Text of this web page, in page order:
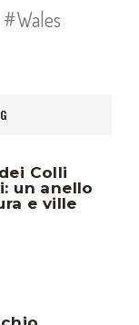
Wales
Colli
un anello
e ville